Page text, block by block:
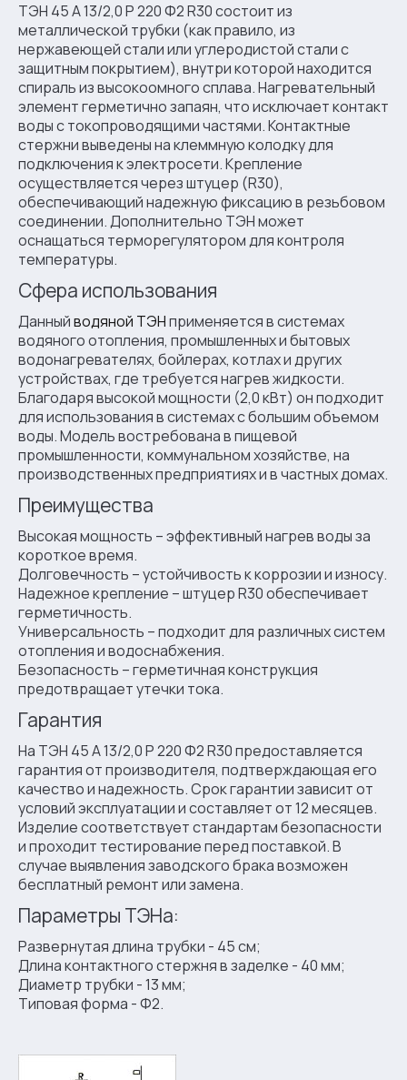
ТЭН 45 А 13/2,0 P 220 Ф2 R30 состоит из
металлической трубки (как правило, из
нержавеющей стали или углеродистой стали с
защитным покрытием), внутри которой находится
спираль из высокоомного сплава. Нагревательный
элемент герметично запаян, что исключает контакт
воды с токопроводящими частями. Контактные
стержни выведены на клеммную колодку для
подключения к электросети. Крепление
осуществляется через штуцер (R30),
обеспечивающий надежную фиксацию в резьбовом
соединении. Дополнительно ТЭН может
оснащаться терморегулятором для контроля
температуры.
Сфера использования
Данныйводяной ТЭНприменяется в системах
водяного отопления, промышленных и бытовых
водонагревателях, бойлерах, котлах и других
устройствах, где требуется нагрев жидкости.
Благодаря высокой мощности (2,0 кВт) он подходит
для использования в системах с большим объемом
воды. Модель востребована в пищевой
промышленности, коммунальном хозяйстве, на
производственных предприятиях и в частных домах.
Преимущества
Высокая мощность – эффективный нагрев воды за
короткое время.
Долговечность – устойчивость к коррозии и износу.
Надежное крепление – штуцер R30 обеспечивает
герметичность.
Универсальность – подходит для различных систем
отопления и водоснабжения.
Безопасность – герметичная конструкция
предотвращает утечки тока.
Гарантия
На ТЭН 45 А 13/2,0 P 220 Ф2 R30 предоставляется
гарантия от производителя, подтверждающая его
качество и надежность. Срок гарантии зависит от
условий эксплуатации и составляет от 12 месяцев.
Изделие соответствует стандартам безопасности
и проходит тестирование перед поставкой. В
случае выявления заводского брака возможен
бесплатный ремонт или замена.
Параметры ТЭНа:
Развернутая длина трубки - 45 см;
Длина контактного стержня в заделке - 40 мм;
Диаметр трубки - 13 мм;
Типовая форма - Ф2.